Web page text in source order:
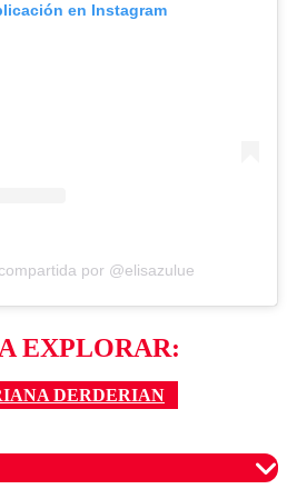
en Instagram
por @elisazulue
EXPLORAR:
DERDERIAN